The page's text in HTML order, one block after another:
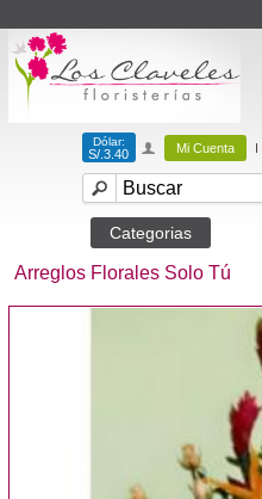
Arreglos Florales Solo Tú
Dólar:
S/.3.40 Mi Cuenta I
Categorias